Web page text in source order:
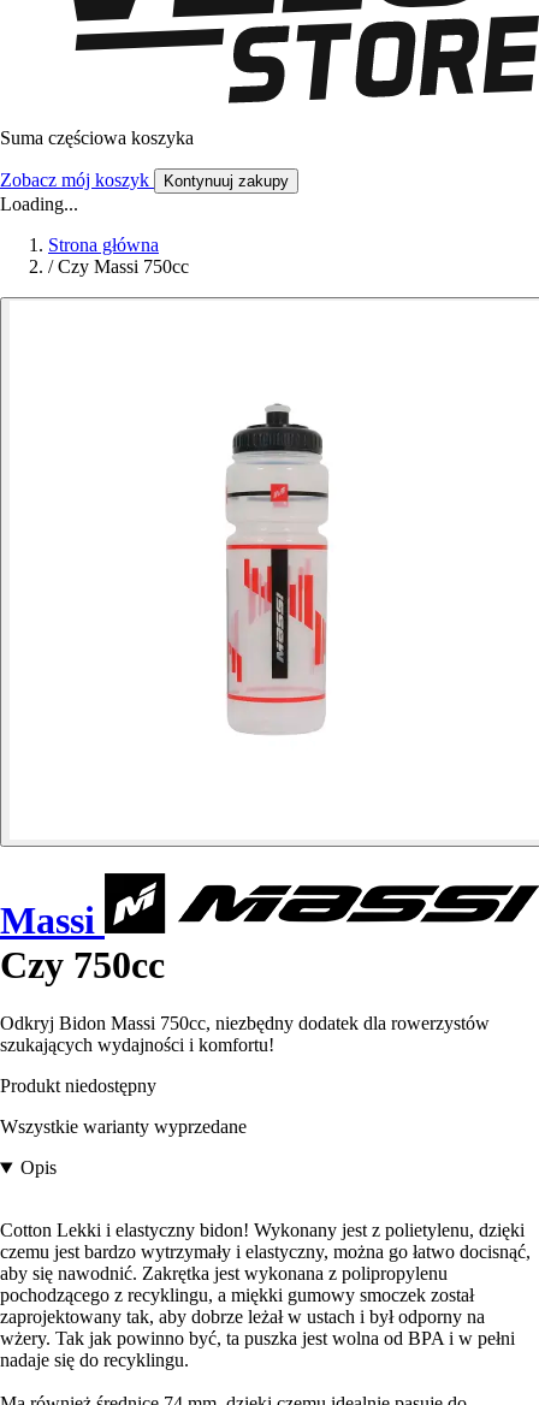
Suma częściowa koszyka
Zobacz mój koszyk Kontynuuj zakupy
Loading...
Strona główna
/ Czy Massi 750cc
Massi
Czy 750cc
Odkryj Bidon Massi 750cc, niezbędny dodatek dla rowerzystów
szukających wydajności i komfortu!
Produkt niedostępny
Wszystkie warianty wyprzedane
Opis
Cotton Lekki i elastyczny bidon! Wykonany jest z polietylenu, dzięki
czemu jest bardzo wytrzymały i elastyczny, można go łatwo docisnąć,
aby się nawodnić. Zakrętka jest wykonana z polipropylenu
pochodzącego z recyklingu, a miękki gumowy smoczek został
zaprojektowany tak, aby dobrze leżał w ustach i był odporny na
wżery. Tak jak powinno być, ta puszka jest wolna od BPA i w pełni
nadaje się do recyklingu.